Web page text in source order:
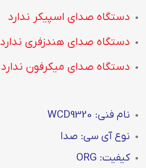
دستگاه صدای اسپیکر ندارد
دستگاه صدای هندزفری ندارد
دستگاه صدای میکرفون ندارد
نام فنی: WCD9320
نوع آی سی: صدا
کیفیت: ORG